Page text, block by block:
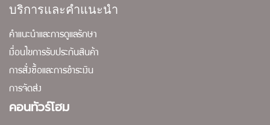
บริการและคำแนะนำ
คำแนะนำและการดูแลรักษา
เงื่อนไขการรับประกันสินค้า
การสั่งซื้อและการชำระเงิน
การจัดส่ง
คอนทัวร์โฮม